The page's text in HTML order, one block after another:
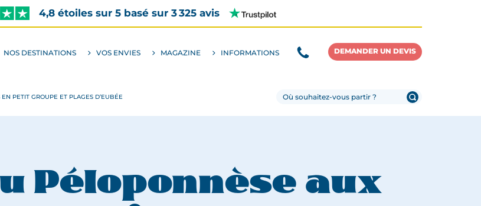
4,8 étoiles sur 5 basé sur 3 325 avis
NOS DESTINATIONS VOS ENVIES MAGAZINE INFORMATIONS DEMANDER UN DEVIS
PETIT GROUPE ET PLAGES D’EUBÉE
Péloponnèse aux